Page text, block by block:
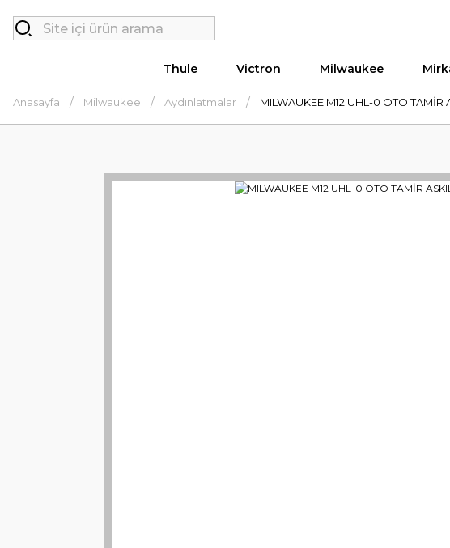
Thule Victron Milwaukee
Anasayfa Milwaukee Aydınlatmalar MILWAUKEE M12 UHL-0 OTO TAMİR